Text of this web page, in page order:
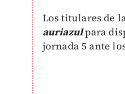
Los titulares de
auriazulpara
jornada 5 ante